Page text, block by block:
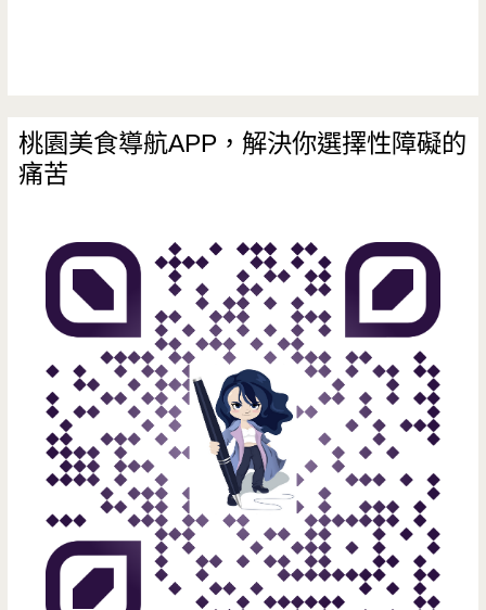
桃園美食導航APP，解決你選擇性障礙的
痛苦